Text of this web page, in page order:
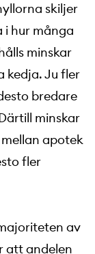
skiljer
i hur många
minskar
kedja. Ju fler
bredare
minskar
apotek
fler
av
att andelen